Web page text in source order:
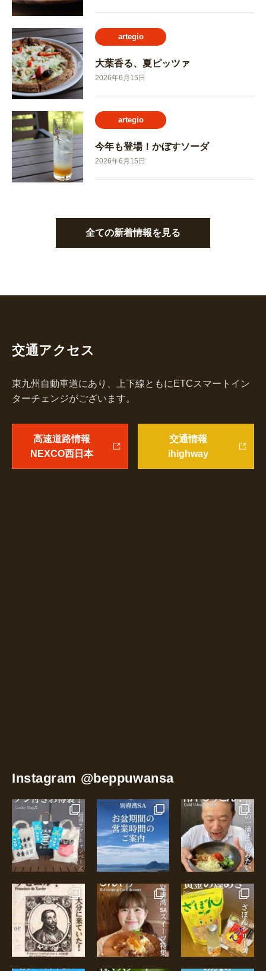
artegio
大葉香る、夏ピッツァ
2026年6月15日
artegio
今年も登場！かぼすソーダ
2026年6月15日
全ての新着情報を見る
交通アクセス
東九州自動車道にあり、上下線ともにETCスマートイン
ターチェンジがございます。
高速道路情報
NEXCO西日本
交通情報
ihighway
Instagram @beppuwansa